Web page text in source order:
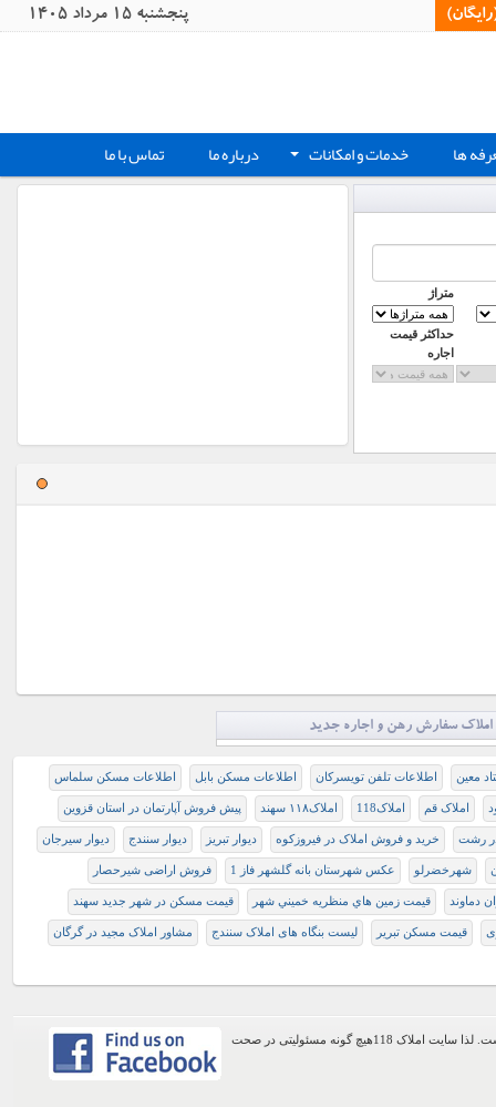
پنجشنبه 15 مرداد 1405
ها + خدمات و امکانات درباره ما تماس با ما
متراژ
حداکثر قیمت
اجاره
املاک سفارش رهن و اجاره جدید
معین اطلاعات تلفن تویسرکان اطلاعات مسکن بابل اطلاعات مسکن سلماس
املاک قم املاک118 املاک۱۱۸ سهند پیش فروش آپارتمان در استان قزوین
رشت خرید و فروش املاک در فیروزکوه دیوار تبریز دیوار سنندج دیوار سیرجان
شهرخضرلو عکس شهرستان بانه گلشهر فاز 1 فروش اراضی شیرحصار
دماوند قيمت زمين هاي منظريه خميني شهر قيمت مسکن در شهر جديد سهند
قیمت مسکن تبریر ليست بنگاه هاى املاک سنندج مشاور املاک مجید در گرگان
اطلاعات موجود در این وب سایت از طریق کاربران عمومی سایت ثبت شده است. لذا سایت املاک 118هیچ گونه مسئولیتی در صحت